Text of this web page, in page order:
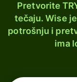
Pretvorite
tečaju. Wise
potrošnju i
ima